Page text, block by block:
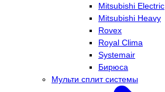
Mitsubishi Electric
Mitsubishi Heavy
Rovex
Royal Clima
Systemair
Бирюса
Мульти сплит системы